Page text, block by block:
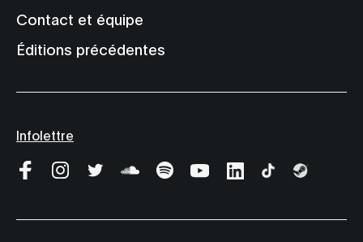
Contact et équipe
Éditions précédentes
Infolettre